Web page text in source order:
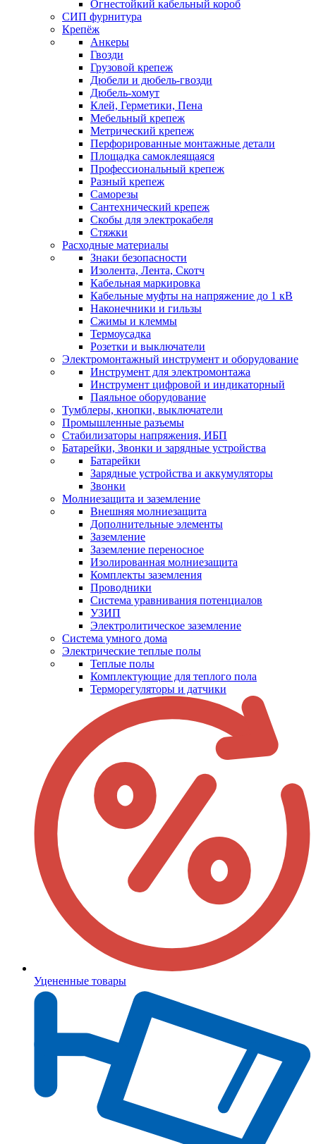
Огнестойкий кабельный короб
СИП фурнитура
Крепёж
Анкеры
Гвозди
Грузовой крепеж
Дюбели и дюбель-гвозди
Дюбель-хомут
Клей, Герметики, Пена
Мебельный крепеж
Метрический крепеж
Перфорированные монтажные детали
Площадка самоклеящаяся
Профессиональный крепеж
Разный крепеж
Саморезы
Сантехнический крепеж
Скобы для электрокабеля
Стяжки
Расходные материалы
Знаки безопасности
Изолента, Лента, Скотч
Кабельная маркировка
Кабельные муфты на напряжение до 1 кВ
Наконечники и гильзы
Сжимы и клеммы
Термоусадка
Розетки и выключатели
Электромонтажный инструмент и оборудование
Инструмент для электромонтажа
Инструмент цифровой и индикаторный
Паяльное оборудование
Тумблеры, кнопки, выключатели
Промышленные разъемы
Стабилизаторы напряжения, ИБП
Батарейки, Звонки и зарядные устройства
Батарейки
Зарядные устройства и аккумуляторы
Звонки
Молниезащита и заземление
Внешняя молниезащита
Дополнительные элементы
Заземление
Заземление переносное
Изолированная молниезащита
Комплекты заземления
Проводники
Система уравнивания потенциалов
УЗИП
Электролитическое заземление
Система умного дома
Электрические теплые полы
Теплые полы
Комплектующие для теплого пола
Терморегуляторы и датчики
Уцененные товары